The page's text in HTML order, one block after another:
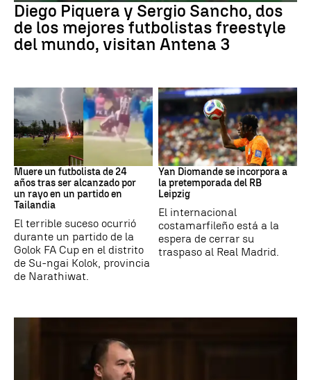
Diego Piquera y Sergio Sancho, dos
de los mejores futbolistas freestyle
del mundo, visitan Antena 3
Muere un futbolista de 24
años tras ser alcanzado por
un rayo en un partido en
Tailandia
El terrible suceso ocurrió
durante un partido de la
Golok FA Cup en el distrito
de Su-ngai Kolok, provincia
de Narathiwat.
Fútbol
Yan Diomande se incorpora a
la pretemporada del RB
Leipzig
El internacional
costamarfileño está a la
espera de cerrar su
traspaso al Real Madrid.